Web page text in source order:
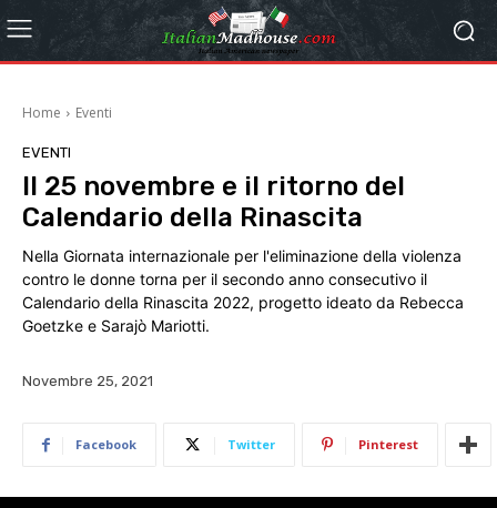
Home Eventi
EVENTI
Il 25 novembre e il ritorno del
Calendario della Rinascita
Nella Giornata internazionale per l'eliminazione della violenza
contro le donne torna per il secondo anno consecutivo il
Calendario della Rinascita 2022, progetto ideato da Rebecca
Goetzke e Sarajò Mariotti.
Novembre 25, 2021
Facebook Twitter Pinterest